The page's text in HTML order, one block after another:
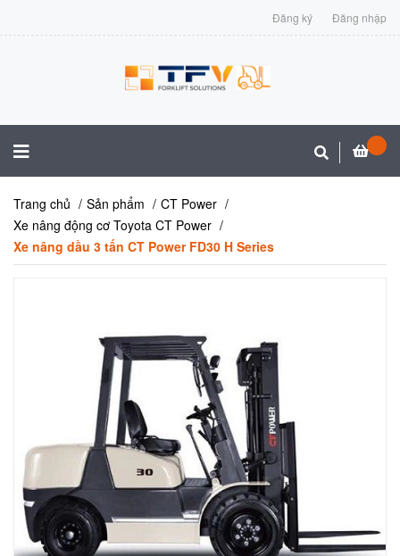
Đăng ký Đăng nhập
Trang chủ Sản phẩm
CT Power
Xe nâng động cơ Toyota CT Power
Xe nâng dầu 3 tấn CT Power FD30 H Series